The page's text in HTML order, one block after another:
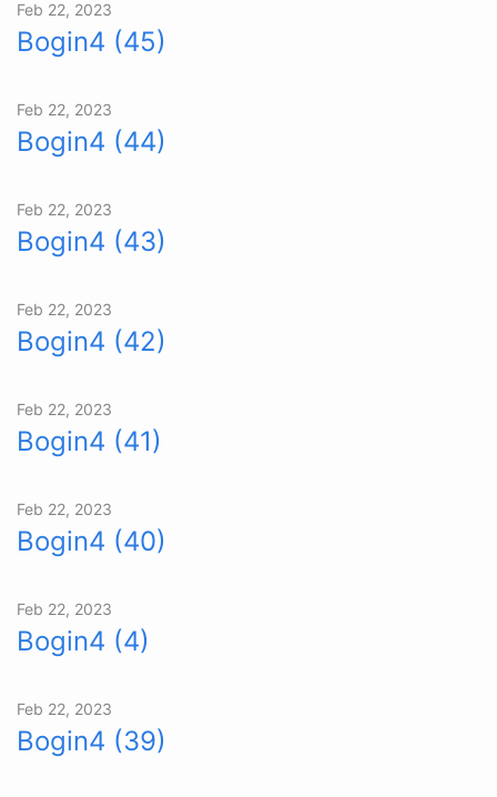
Feb 22, 2023
Bogin4 (45)
Feb 22, 2023
Bogin4 (44)
Feb 22, 2023
Bogin4 (43)
Feb 22, 2023
Bogin4 (42)
Feb 22, 2023
Bogin4 (41)
Feb 22, 2023
Bogin4 (40)
Feb 22, 2023
Bogin4 (4)
Feb 22, 2023
Bogin4 (39)